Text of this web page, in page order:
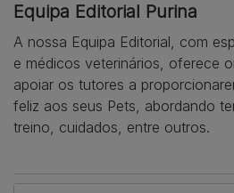
Equipa Editorial Purina
A nossa Equipa Editorial, com
e médicos veterinários, oferece
apoiar os tutores a
feliz aos seus Pets, abordando
treino, cuidados, entre outros.